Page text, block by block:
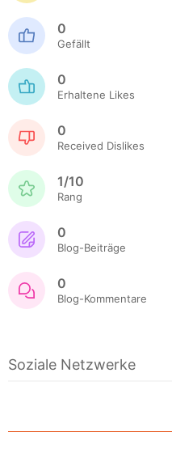
0
Gefällt
0
Erhaltene Likes
0
Received Dislikes
1/10
Rang
0
Blog-Beiträge
0
Blog-Kommentare
Soziale Netzwerke